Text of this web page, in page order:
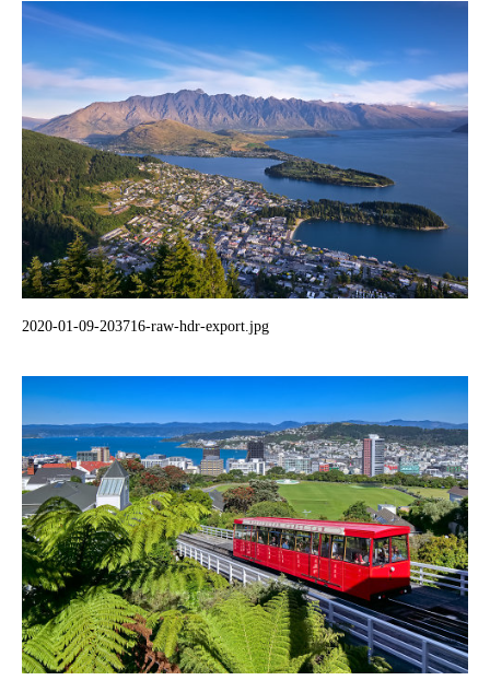
2020-01-09-203716-raw-hdr-export.jpg